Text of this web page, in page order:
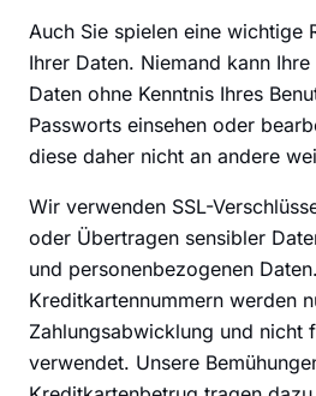
Auch Sie spielen eine wichtige
Ihrer Daten. Niemand kann
Daten ohne Kenntnis Ihres
Passworts einsehen oder
diese daher nicht an andere
Wir verwenden SSL-
oder Übertragen sensibler
und personenbezogenen Daten.
Kreditkartennummern werden
Zahlungsabwicklung und nicht
verwendet. Unsere